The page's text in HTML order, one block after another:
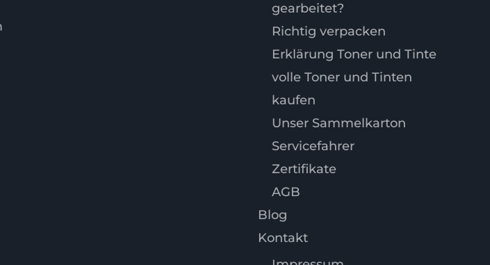
gearbeitet?
Richtig verpacken
Erklärung Toner und Tinte
volle Toner und Tinten
kaufen
Unser Sammelkarton
Servicefahrer
Zertifikate
AGB
Blog
Kontakt